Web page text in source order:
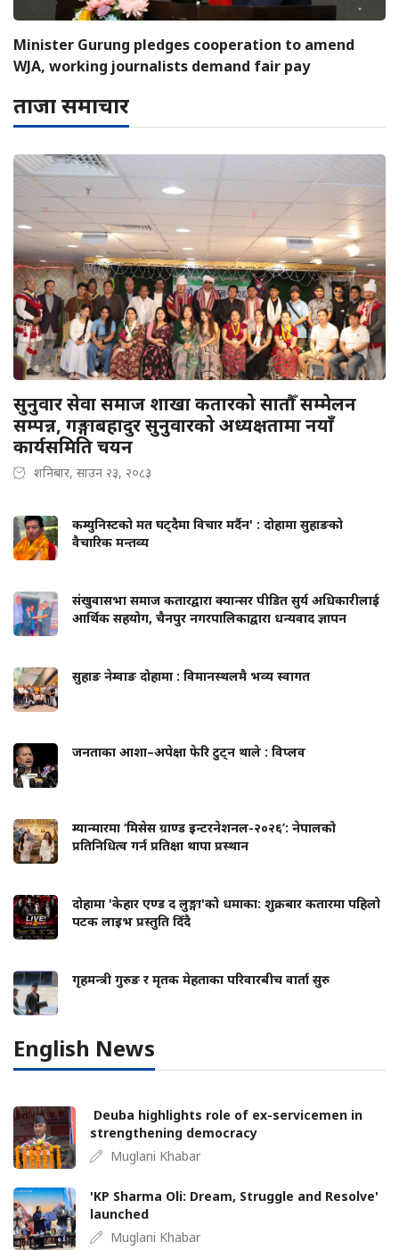
Minister Gurung pledges cooperation to amend
WJA, working journalists demand fair pay
ताजा समाचार
सुनुवार सेवा समाज शाखा कतारको सातौँ सम्मेलन
सम्पन्न, गङ्गाबहादुर सुनुवारको अध्यक्षतामा नयाँ
कार्यसमिति चयन
शनिबार, साउन २३, २०८३
कम्युनिस्टको मत घट्दैमा विचार मर्दैन' : दोहामा सुहाङको
वैचारिक मन्तव्य
संखुवासभा समाज कतारद्वारा क्यान्सर पीडित सुर्य अधिकारीलाई
आर्थिक सहयोग, चैनपुर नगरपालिकाद्वारा धन्यवाद ज्ञापन
सुहाङ नेम्वाङ दोहामा : विमानस्थलमै भव्य स्वागत
जनताका आशा–अपेक्षा फेरि टुट्न थाले : विप्लव
म्यान्मारमा ‘मिसेस ग्राण्ड इन्टरनेशनल-२०२६’: नेपालको
प्रतिनिधित्व गर्न प्रतिक्षा थापा प्रस्थान
दोहामा 'केहार एण्ड द लुङ्गा'को धमाका: शुक्रबार कतारमा पहिलो
पटक लाइभ प्रस्तुति दिँदै
गृहमन्त्री गुरुङ र मृतक मेहताका परिवारबीच वार्ता सुरु
English News
Deuba highlights role of ex-servicemen in
strengthening democracy
Muglani Khabar
'KP Sharma Oli: Dream, Struggle and Resolve'
launched
Muglani Khabar